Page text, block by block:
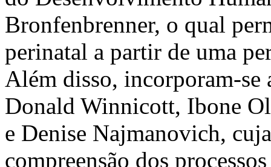
Bronfenbrenner, o qual
perinatal a partir de uma
Além disso, incorporam-se
Donald Winnicott, Ibone
e Denise Najmanovich,
compreensão dos